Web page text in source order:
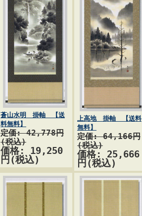
蒼山水明 掛軸 【送
料無料】
定価: 42,778円
(税込)
価格: 19,250
円(税込)
上高地 掛軸 【送料
無料】
定価: 64,166円
(税込)
価格: 25,666
円(税込)